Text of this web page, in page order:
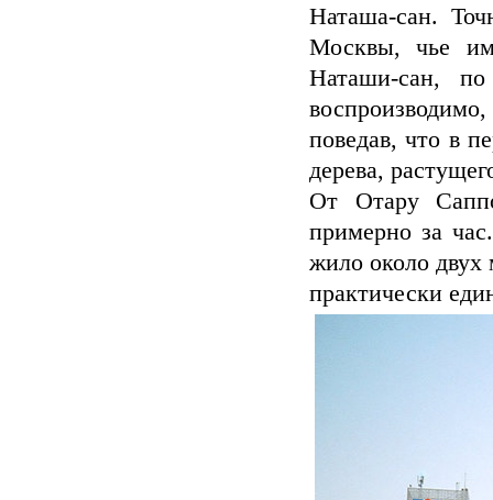
Наташа-сан.
Москвы, чье
Наташи-сан,
поведав, что в
дерева,
От Отару
примерно за
жило около двух
практически